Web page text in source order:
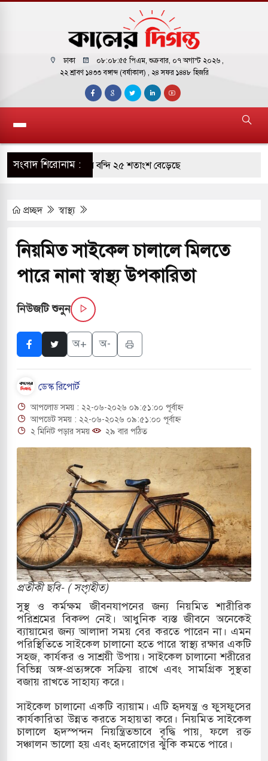
ঢাকা ০৮:০৮:৫৬ পিএম, শুক্রবার, ০৭ অগাস্ট ২০২৬ ,
২২ শ্রাবণ ১৪৩৩ বঙ্গাব্দ (বর্ষাকাল) , ২৪ সফর ১৪৪৮ হিজরি
সংবাদ শিরোনাম :
দক্ষিণ কোরিয়ার বন্দি ২৫ শতাংশ বেড়েছে
জুমার বয়ান ও নামাজ পড়াবেন দেওবন্দের
অ্যারেস্ট আবেদন, বরগুনার এসআইয়ের বিরুদ্ধে
নতুন বাংলাদেশের পথচলার কেন্দ্র হবে: ড.
হামলায় ছাত্রদল ও ছাত্রলীগের আচরণ ইসরায়েলের
পথে ইসরায়েলীরা,হাতছাড়ার ঝুঁকিতে জরুরি
পাহাড়ি ঢলে ফুঁসে উঠেছে তিস্তা
মুক্তির দাবিতে পাকিস্তানজুড়ে পিটিআইয়ের আজ
কোরিয়ার ক্ষেপণাস্ত্র ইউনিট মোতায়েন করা হয়েছে:
ইয়েমেন উপকূলে হামলার শিকার ভারতীয় জাহাজ
প্রচ্ছদ স্বাস্থ্য
নিয়মিত সাইকেল চালালে মিলতে
পারে নানা স্বাস্থ্য উপকারিতা
নিউজটি শুনুন
অ+ অ-
ডেস্ক রিপোর্ট
আপলোড সময় : ২২-০৬-২০২৬ ০৯:৫১:০০ পূর্বাহ্ন
আপডেট সময় : ২২-০৬-২০২৬ ০৯:৫১:০০ পূর্বাহ্ন
২ মিনিট পড়ার সময়
২৯ বার পঠিত
প্রতীকী ছবি- ( সংগৃহীত)
সুস্থ ও কর্মক্ষম জীবনযাপনের জন্য নিয়মিত শারীরিক
পরিশ্রমের বিকল্প নেই। আধুনিক ব্যস্ত জীবনে অনেকেই
ব্যায়ামের জন্য আলাদা সময় বের করতে পারেন না। এমন
পরিস্থিতিতে সাইকেল চালানো হতে পারে স্বাস্থ্য রক্ষার একটি
সহজ, কার্যকর ও সাশ্রয়ী উপায়। সাইকেল চালানো শরীরের
বিভিন্ন অঙ্গ-প্রত্যঙ্গকে সক্রিয় রাখে এবং সামগ্রিক সুস্থতা
বজায় রাখতে সাহায্য করে।
সাইকেল চালানো একটি ব্যায়াম। এটি হৃদযন্ত্র ও ফুসফুসের
কার্যকারিতা উন্নত করতে সহায়তা করে। নিয়মিত সাইকেল
চালালে হৃদস্পন্দন নিয়ন্ত্রিতভাবে বৃদ্ধি পায়, ফলে রক্ত
সঞ্চালন ভালো হয় এবং হৃদরোগের ঝুঁকি কমতে পারে।